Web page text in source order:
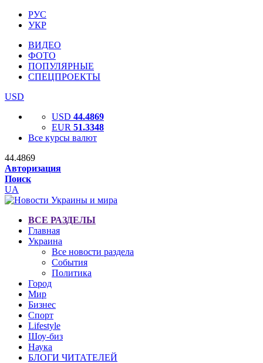
РУС
УКР
ВИДЕО
ФОТО
ПОПУЛЯРНЫЕ
СПЕЦПРОЕКТЫ
USD
USD 44.4869
EUR 51.3348
Все курсы валют
44.4869
Авторизация
Поиск
UA
ВСЕ РАЗДЕЛЫ
Главная
Украина
Все новости раздела
События
Политика
Город
Мир
Бизнес
Спорт
Lifestyle
Шоу-биз
Наука
БЛОГИ ЧИТАТЕЛЕЙ